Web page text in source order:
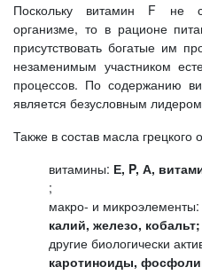
Поскольку витамин F не
организме, то в рационе
присутствовать богатые им
незаменимым участником
процессов. По содержанию
является безусловным
Также в состав масла грецкого
витамины: Е, P, А,
;
макро- и микроэлементы:
калий, железо, кобальт;
другие биологически
каротиноиды,